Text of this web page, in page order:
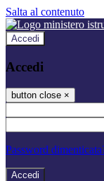
Salta al contenuto
Accedi
Accedi
button close ×
Password